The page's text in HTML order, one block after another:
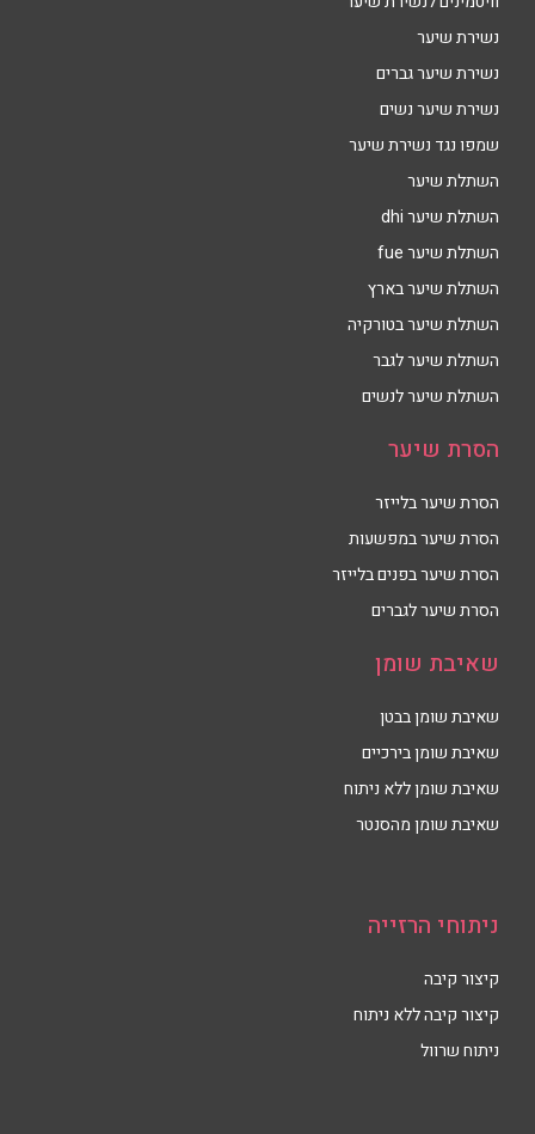
נשירת שיער
נשירת שיער גברים
נשירת שיער נשים
שמפו נגד נשירת שיער
השתלת שיער
השתלת שיער dhi
השתלת שיער fue
השתלת שיער בארץ
השתלת שיער בטורקיה
השתלת שיער לגבר
השתלת שיער לנשים
הסרת שיער
הסרת שיער בלייזר
הסרת שיער במפשעות
הסרת שיער בפנים בלייזר
הסרת שיער לגברים
שאיבת שומן
שאיבת שומן בבטן
שאיבת שומן בירכיים
שאיבת שומן ללא ניתוח
שאיבת שומן מהסנטר
ניתוחי הרזייה
קיצור קיבה
קיצור קיבה ללא ניתוח
ניתוח שרוול